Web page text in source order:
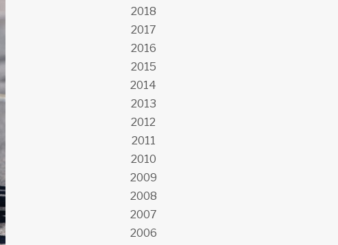
2018
2017
2016
2015
2014
2013
2012
2011
2010
2009
2008
2007
2006